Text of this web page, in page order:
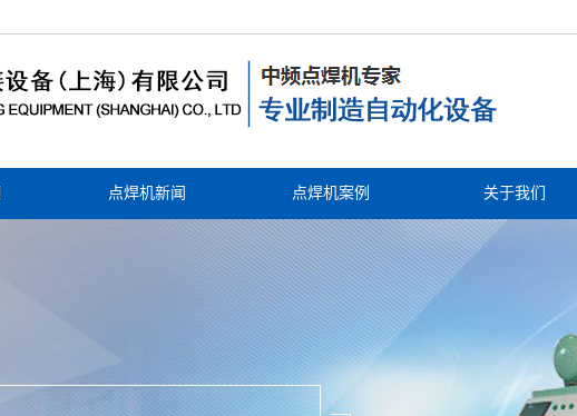
点焊机新闻 点焊机案例 关于我们